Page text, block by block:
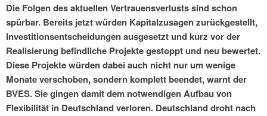
Die Folgen des aktuellen Vertrauensverlusts sind schon
spürbar. Bereits jetzt würden Kapitalzusagen zurückgestellt,
Investitionsentscheidungen ausgesetzt und kurz vor der
Realisierung befindliche Projekte gestoppt und neu bewertet.
Diese Projekte würden dabei auch nicht nur um wenige
Monate verschoben, sondern komplett beendet, warnt der
BVES. Sie gingen damit dem notwendigen Aufbau von
Flexibilität in Deutschland verloren. Deutschland droht nach